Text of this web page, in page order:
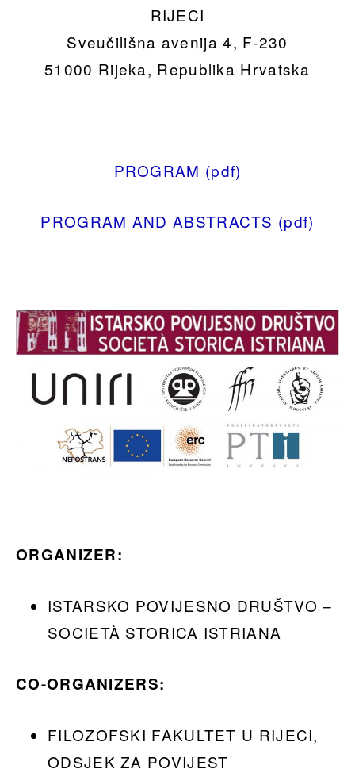
RIJECI
Sveučilišna avenija 4, F-230
51000 Rijeka, Republika Hrvatska
PROGRAM (pdf)
PROGRAM AND ABSTRACTS (pdf)
ORGANIZER:
ISTARSKO POVIJESNO DRUŠTVO –
SOCIETÀ STORICA ISTRIANA
CO-ORGANIZERS:
FILOZOFSKI FAKULTET U RIJECI,
ODSJEK ZA POVIJEST